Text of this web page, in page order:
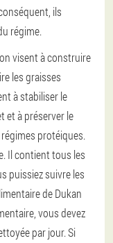
ils
régime.
visent à construire
les graisses
à stabiliser le
et à préserver le
protéiques.
Il contient tous les
puissiez suivre les
de Dukan
vous devez
par jour. Si